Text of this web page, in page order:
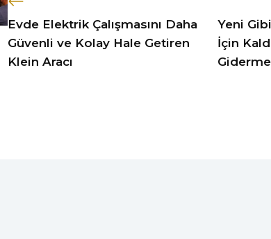
Evde Elektrik Çalışmasını Daha
Güvenli ve Kolay Hale Getiren
Klein Aracı
Yeni
İçin